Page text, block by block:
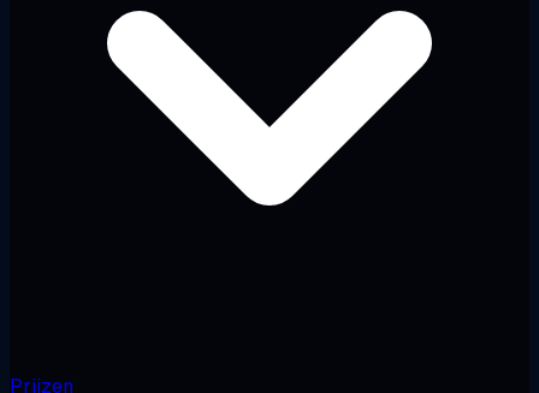
Prijzen